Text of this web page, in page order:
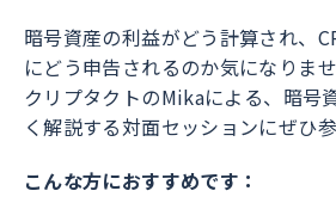
暗号資産の利益がどう計算され、
にどう申告されるのか気になりま
クリプタクトのMikaによる、暗号
く解説する対面セッションにぜひ
こんな方におすすめです：